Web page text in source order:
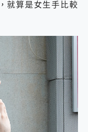
就算是女生手比較